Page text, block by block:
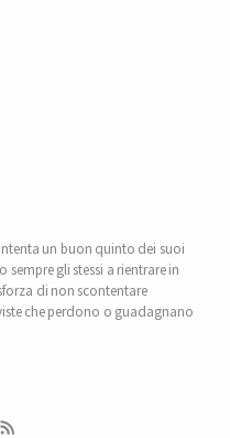
un buon quinto dei suoi
gli stessi a rientrare in
di non scontentare
che perdono o guadagnano